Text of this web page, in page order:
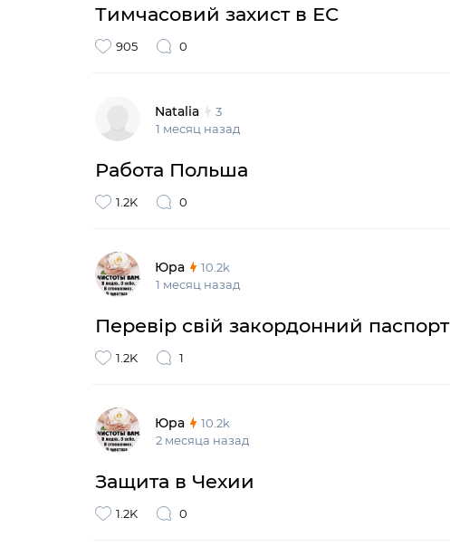
Тимчасовий захист в ЕС
905 0
Natalia
3
1 месяц назад
Работа Польша
1.2K 0
Юра
10.2k
1 месяц назад
Перевір свій закордонний паспорт
1.2K 1
Юра
10.2k
2 месяца назад
Защита в Чехии
1.2K 0